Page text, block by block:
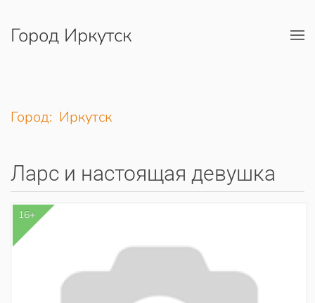
Перейти к содержимому
Город Иркутск
Город: Иркутск
Ларс и настоящая девушка
16+